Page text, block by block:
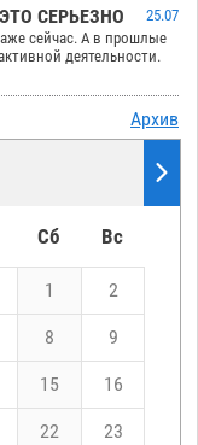
СЕРЬЕЗНО
25.07
сейчас. А в прошлые
деятельности.
Архив
Сб Вс
1 2
8 9
15 16
22 23